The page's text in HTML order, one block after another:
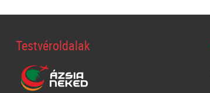
Testvéroldalak